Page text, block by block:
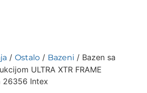
/ Ostalo / Bazeni / Bazen sa
ULTRA XTR FRAME
26356 Intex